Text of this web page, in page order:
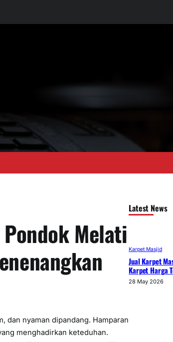
Melati
dan nyaman dipandang. Hamparan
menghadirkan keteduhan.
Latest News
Karpet Masjid
Jual Karpet
Karpet Harga
28 May 2026